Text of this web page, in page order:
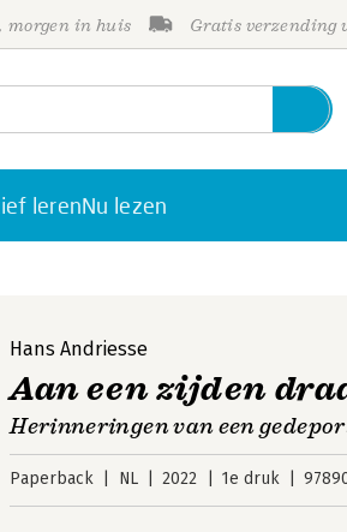
morgen in huis Gratis verzending
lerenNu lezen
Hans Andriesse
Aan een zijden
Herinneringen van een
Paperback NL 2022 1e druk